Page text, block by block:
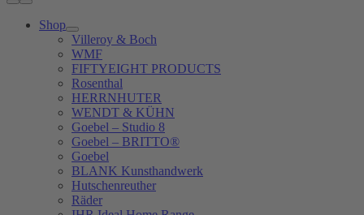
Toggle
Navigation
Shop
Villeroy & Boch
WMF
FIFTYEIGHT PRODUCTS
Rosenthal
HERRNHUTER
WENDT & KÜHN
Goebel – Studio 8
Goebel – BRITTO®
Goebel
BLANK Kunsthandwerk
Hutschenreuther
Räder